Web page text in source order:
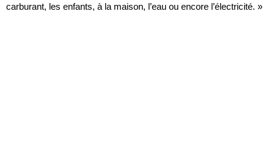
carburant, les enfants, à la maison, l’eau ou encore l’électricité. »